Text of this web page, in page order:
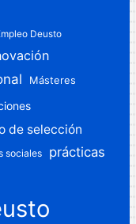
Deusto
Másteres
de selección
sociales prácticas